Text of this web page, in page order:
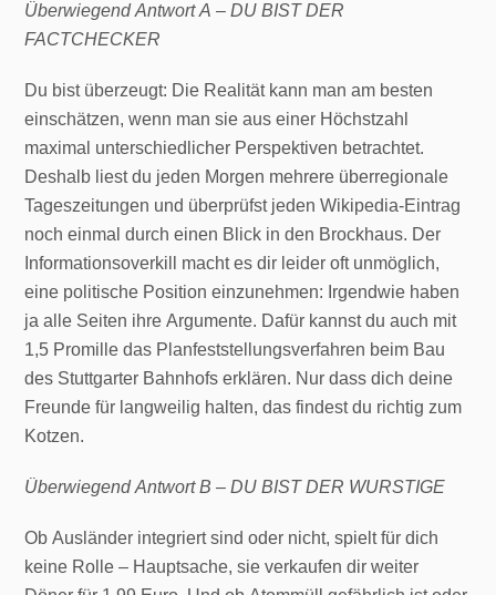
Überwiegend Antwort A – DU BIST DER
FACTCHECKER
Du bist überzeugt: Die Realität kann man am besten
einschätzen, wenn man sie aus einer Höchstzahl
maximal unterschiedlicher Perspektiven betrachtet.
Deshalb liest du jeden Morgen mehrere überregionale
Tageszeitungen und überprüfst jeden Wikipedia-Eintrag
noch einmal durch einen Blick in den Brockhaus. Der
Informationsoverkill macht es dir leider oft unmöglich,
eine politische Position einzunehmen: Irgendwie haben
ja alle Seiten ihre Argumente. Dafür kannst du auch mit
1,5 Promille das Planfeststellungsverfahren beim Bau
des Stuttgarter Bahnhofs erklären. Nur dass dich deine
Freunde für langweilig halten, das findest du richtig zum
Kotzen.
Überwiegend Antwort B – DU BIST DER WURSTIGE
Ob Ausländer integriert sind oder nicht, spielt für dich
keine Rolle – Hauptsache, sie verkaufen dir weiter